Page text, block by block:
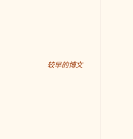
较早的博文